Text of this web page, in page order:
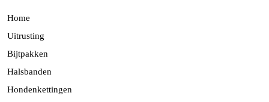
Home
Uitrusting
Bijtpakken
Halsbanden
Hondenkettingen